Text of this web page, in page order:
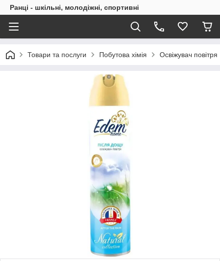
Ранці - шкільні, молодіжні, спортивні
Товари та послуги Побутова хімія Освіжувач повітря